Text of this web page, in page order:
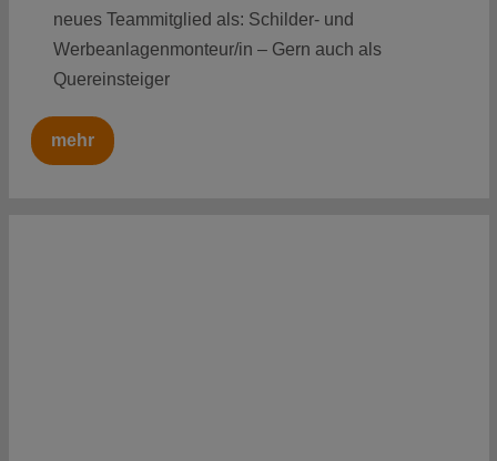
neues Teammitglied als: Schilder- und
Werbeanlagenmonteur/in – Gern auch als
Quereinsteiger
mehr